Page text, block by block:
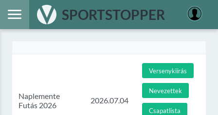
SPORTSTOPPER
Naplemente
Futás 2026
2026.07.04
Versenykiírás
Nevezettek
Csapatlista